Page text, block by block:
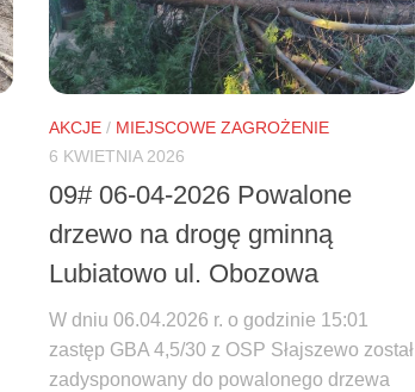
AKCJE / MIEJSCOWE ZAGROŻENIE
6 KWIETNIA 2026
09# 06-04-2026 Powalone
drzewo na drogę gminną
Lubiatowo ul. Obozowa
W dniu 06.04.2026 r. o godzinie 15:01
zastęp GBA 4,5/30 z OSP Słajszewo został
zadysponowany do powalonego drzewa